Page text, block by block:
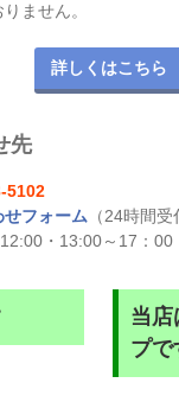
ません。
詳しくはこちら
先
5102
せフォーム （24時間受
・13:00～17：
当店
プで